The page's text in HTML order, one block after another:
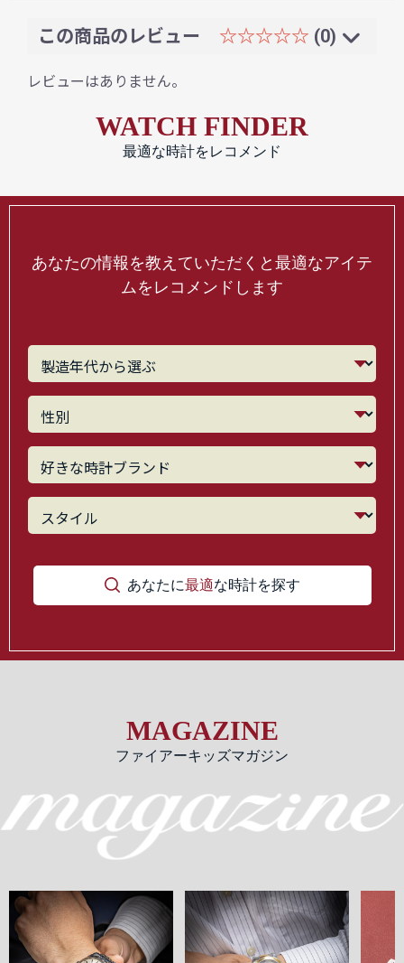
この商品のレビュー ☆☆☆☆☆ (0)
レビューはありません。
WATCH FINDER
最適な時計をレコメンド
あなたの情報を教えていただくと最適なアイテ
ムをレコメンドします
あなたに最適な時計を探す
MAGAZINE
ファイアーキッズマガジン